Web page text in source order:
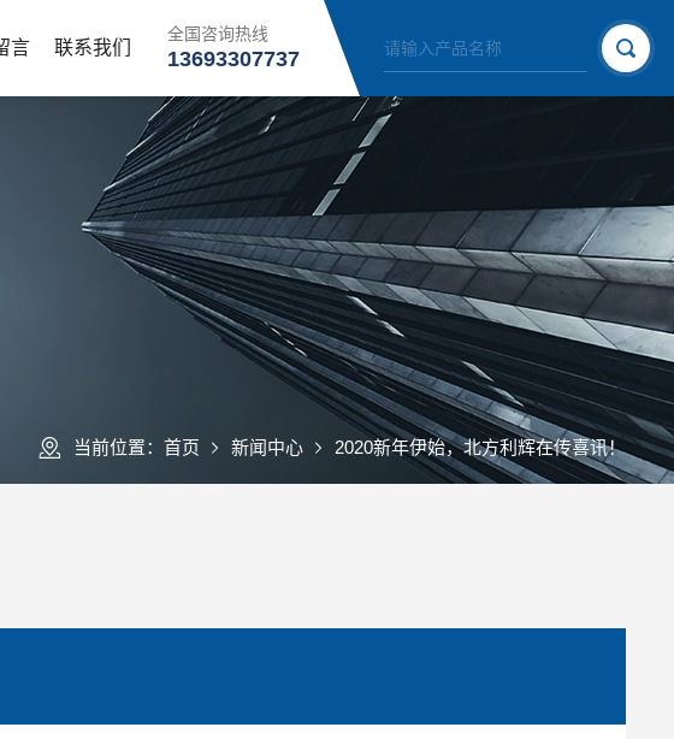
全国咨询热线
13693307737
言 联系我们
当前位置： 首页 新闻中心 2020新年伊始，北方利辉在传喜讯！